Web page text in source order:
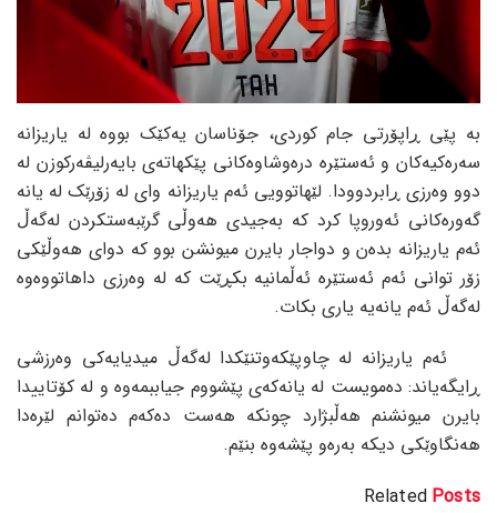
بە پێی ڕاپۆرتی جام کوردی، جۆناسان یەکێک بووە لە یاریزانە
سەرەکیەکان و ئەستێرە درەوشاوەکانی پێکهاتەی بایەرلیڤەرکوزن لە
دوو وەرزی ڕابردوودا. لێهاتوویی ئەم یاریزانە وای لە زۆرێک لە یانە
گەورەکانی ئەوروپا کرد کە بەجیدی هەوڵی گرێبەستکردن لەگەڵ
ئەم یاریزانە بدەن و دواجار بایرن میونشن بوو کە دوای هەوڵێکی
زۆر توانی ئەم ئەستێرە ئەڵمانیە بکڕێت کە لە وەرزی داهاتووەوە
لەگەڵ ئەم یانەیە یاری بکات.
ئەم یاریزانه له چاوپێکەوتنێکدا لەگەڵ میدیایەکی وەرزشی
ڕایگەیاند: دەمویست لە یانەکەی پێشووم جیاببمەوە و لە کۆتاییدا
بایرن میونشنم هەڵبژارد چونکە هەست دەکەم دەتوانم لێرەدا
هەنگاوێکی دیکە بەرەو پێشەوە بنێم.
Related Posts